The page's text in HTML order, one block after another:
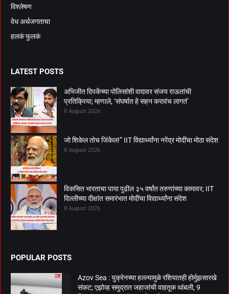
विश्लेषण
वेध अर्थजगताचा
हलकं फुलकं
LATEST POSTS
अभिजीत दिपकेंच्या पोलिसांशी वादावर संजय राऊतांची
प्रतिक्रिया; म्हणाले, ‘संघर्षात हे सहन करावंच लागतं’
8 August 2026
जो शिकेल तोच जिंकेल!” IIT विद्यार्थ्यांना नरेंद्र मोदींचा मोठा संदेश
8 August 2026
विकसित भारताचा पाया पुढील ३५ वर्षांत तरुणांच्या कामावर; IIT
दिल्लीच्या दीक्षांत समारंभात मोदींचा विद्यार्थ्यांना संदेश
8 August 2026
POPULAR POSTS
Azov Sea : युक्रेनच्या हल्ल्यामुळे रशियातही होर्मुझसारखे
संकट; एझोव्ह समुद्रात जहाजांची वाहतूक थांबली, 9